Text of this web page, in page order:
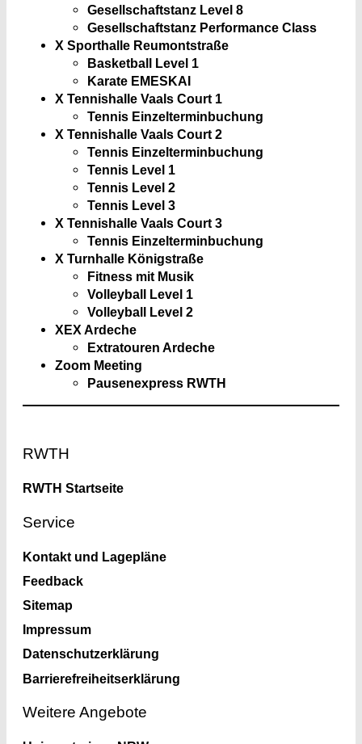
Gesellschaftstanz Level 8
Gesellschaftstanz Performance Class
X Sporthalle Reumontstraße
Basketball Level 1
Karate EMESKAI
X Tennishalle Vaals Court 1
Tennis Einzelterminbuchung
X Tennishalle Vaals Court 2
Tennis Einzelterminbuchung
Tennis Level 1
Tennis Level 2
Tennis Level 3
X Tennishalle Vaals Court 3
Tennis Einzelterminbuchung
X Turnhalle Königstraße
Fitness mit Musik
Volleyball Level 1
Volleyball Level 2
XEX Ardeche
Extratouren Ardeche
Zoom Meeting
Pausenexpress RWTH
RWTH
RWTH Startseite
Service
Kontakt und Lagepläne
Feedback
Sitemap
Impressum
Datenschutzerklärung
Barrierefreiheitserklärung
Weitere Angebote